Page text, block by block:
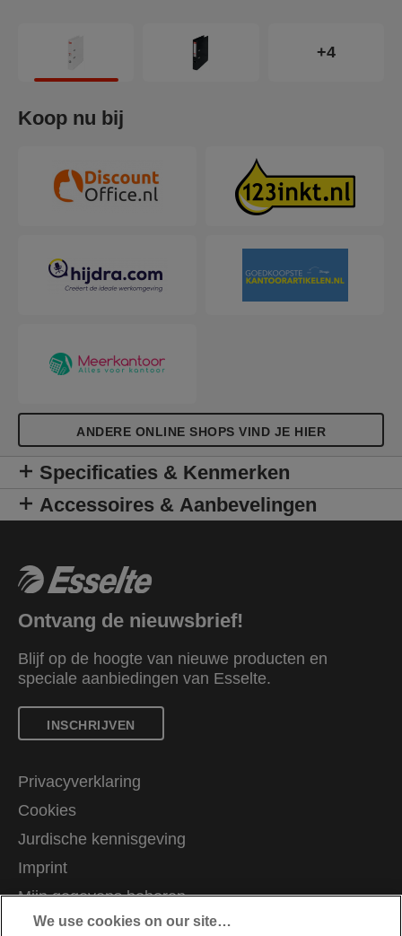
+4
Koop nu bij
ANDERE ONLINE SHOPS VIND JE HIER
Specificaties & Kenmerken
Accessoires & Aanbevelingen
Ontvang de nieuwsbrief!
Blijf op de hoogte van nieuwe producten en
speciale aanbiedingen van Esselte.
INSCHRIJVEN
Privacyverklaring
Cookies
Jurdische kennisgeving
Imprint
Mijn gegevens beheren
Klantenservice
We use cookies on our site…